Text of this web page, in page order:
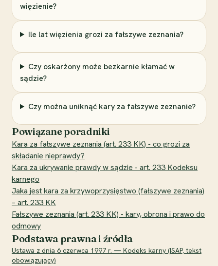
więzienie?
Ile lat więzienia grozi za fałszywe zeznania?
Czy oskarżony może bezkarnie kłamać w
sądzie?
Czy można uniknąć kary za fałszywe zeznanie?
Powiązane poradniki
Kara za fałszywe zeznania (art. 233 KK) - co grozi za
składanie nieprawdy?
Kara za ukrywanie prawdy w sądzie - art. 233 Kodeksu
karnego
Jaka jest kara za krzywoprzysięstwo (fałszywe zeznania)
– art. 233 KK
Fałszywe zeznania (art. 233 KK) - kary, obrona i prawo do
odmowy
Podstawa prawna i źródła
Ustawa z dnia 6 czerwca 1997 r. — Kodeks karny (ISAP, tekst
obowiązujący)